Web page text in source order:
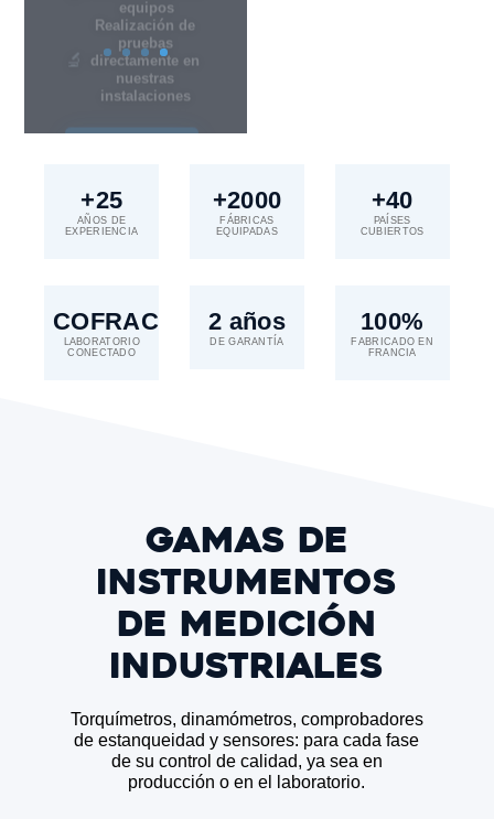
Solicitar un
presupuesto
+25
AÑOS DE
EXPERIENCIA
+2000
FÁBRICAS
EQUIPADAS
+40
PAÍSES
CUBIERTOS
COFRAC
LABORATORIO
CONECTADO
2 años
DE GARANTÍA
100%
FABRICADO EN
FRANCIA
Gamas de
instrumentos
de medición
industriales
Torquímetros, dinamómetros, comprobadores
de estanqueidad y sensores: para cada fase
de su control de calidad, ya sea en
producción o en el laboratorio.